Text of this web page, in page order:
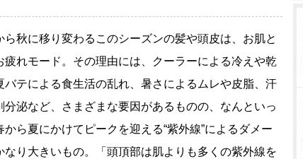
秋に移り変わるこのシーズンの髪や頭皮は、お肌と
疲れモード。その理由には、クーラーによる冷えや乾
バテによる食生活の乱れ、暑さによるムレや皮脂、汗
分泌など、さまざまな要因があるものの、なんといっ
から夏にかけてピークを迎える“紫外線”によるダメー
なり大きいもの。「頭頂部は肌よりも多くの紫外線を